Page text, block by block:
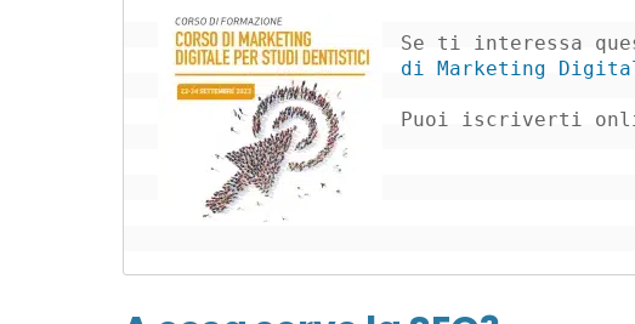
Se ti interessa
di Marketing
Puoi iscriverti